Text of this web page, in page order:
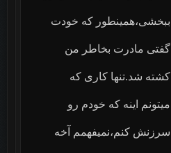
ببخشی،همینطور که خودت
گفتی مادرت بخاطر من
کشته شد.تنها کاری که
میتونم اینه که خودم رو
سرزنش کنم،نمیفهمم آخه